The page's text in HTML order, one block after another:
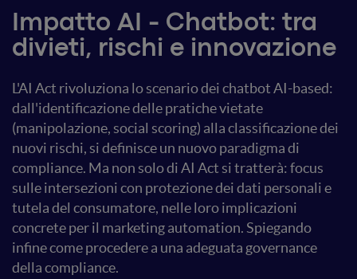
Impatto AI - Chatbot: tra
divieti, rischi e innovazione
L'AI Act rivoluziona lo scenario dei chatbot AI-based:
dall'identificazione delle pratiche vietate
(manipolazione, social scoring) alla classificazione dei
nuovi rischi, si definisce un nuovo paradigma di
compliance. Ma non solo di AI Act si tratterà: focus
sulle intersezioni con protezione dei dati personali e
tutela del consumatore, nelle loro implicazioni
concrete per il marketing automation. Spiegando
infine come procedere a una adeguata governance
della compliance.